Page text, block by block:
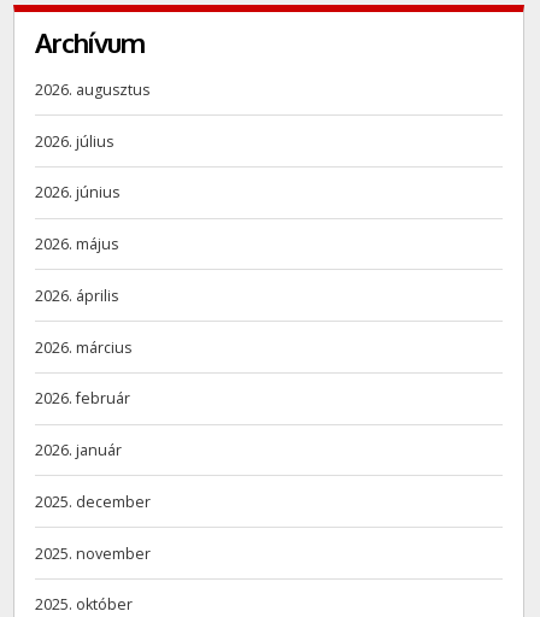
Archívum
2026. augusztus
2026. július
2026. június
2026. május
2026. április
2026. március
2026. február
2026. január
2025. december
2025. november
2025. október